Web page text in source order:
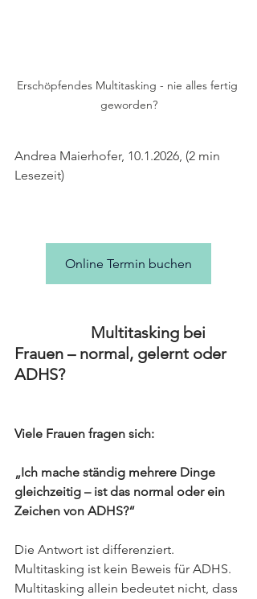
Erschöpfendes Multitasking - nie alles fertig
geworden?
Andrea Maierhofer, 10.1.2026, (2 min
Lesezeit)
Online Termin buchen
Frauen – normal, gelernt oder
ADHS?
Viele Frauen fragen sich:
„Ich mache ständig mehrere Dinge
gleichzeitig – ist das normal oder ein
Zeichen von ADHS?“
Die Antwort ist differenziert.
Multitasking ist kein Beweis für ADHS.
Multitasking allein bedeutet nicht, dass